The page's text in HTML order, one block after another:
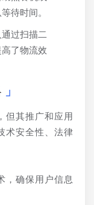
待时间。
过扫描二
了物流效
但其推广和应用
术安全性、法律
，确保用户信息